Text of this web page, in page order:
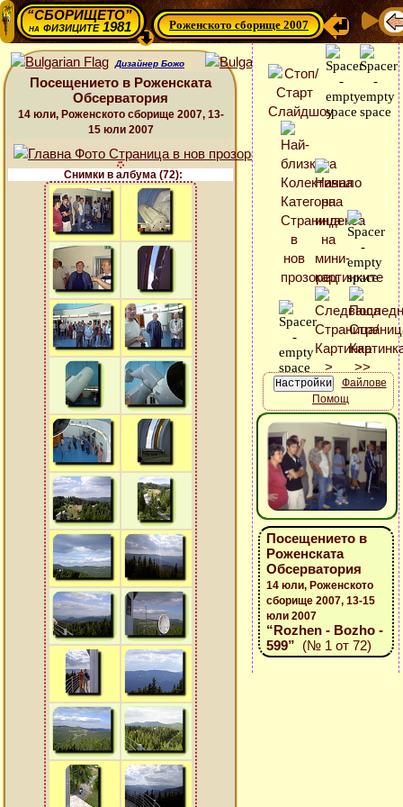
“СБОРИЩЕТО”
нафизиците 1981 Роженското сборище 2007
Дизайнер Божо
Посещението в Роженската
Обсерватория
14 юли, Роженското сборище 2007, 13-
15 юли 2007
Снимки в албума (72):
Файлове
Помощ
Посещението в
Роженската
Обсерватория
14 юли, Роженското
сборище 2007, 13-15
юли 2007
“Rozhen - Bozho -
599” (№ 1 от 72)